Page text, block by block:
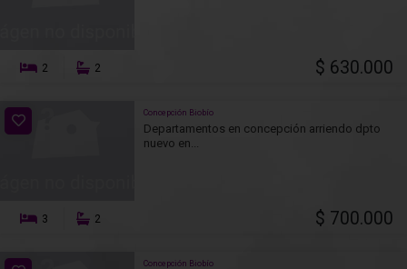
2 2 $ 630.000
Concepción Biobío
Departamentos en concepción arriendo dpto
nuevo en...
3 2 $ 700.000
Concepción Biobío